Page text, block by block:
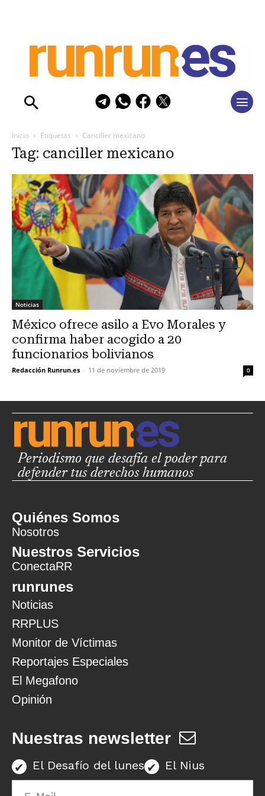
Inicio Etiquetas Canciller mexicano
Tag: canciller mexicano
Noticias
México ofrece asilo a Evo Morales y
confirma haber acogido a 20
funcionarios bolivianos
Redacción Runrun.es - 11 de noviembre de 2019 0
Periodismo que desafía el poder para
defender tus derechos humanos
Quiénes Somos
Nosotros
Nuestros Servicios
ConectaRR
runrunes
Noticias
RRPLUS
Monitor de Víctimas
Reportajes Especiales
El Megafono
Opinión
Nuestras newsletter
El Desafío del lunes El Nius